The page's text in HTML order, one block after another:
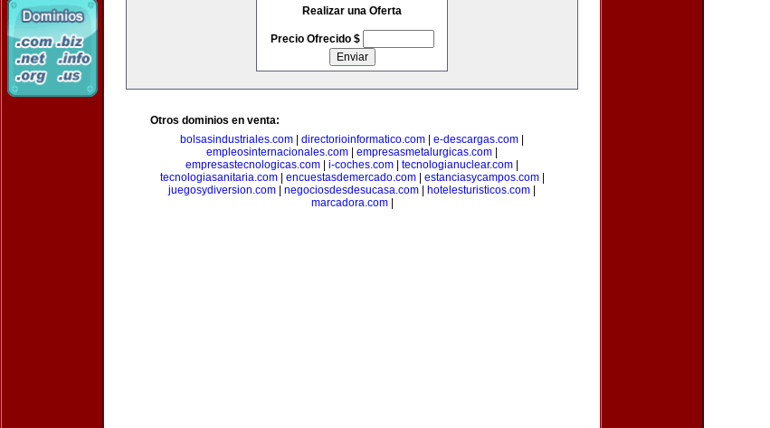
Realizar una Oferta
Precio Ofrecido $
Otros dominios en venta:
bolsasindustriales.com
directorioinformatico.com e-descargas.com
empleosinternacionales.com
empresasmetalurgicas.com
empresastecnologicas.com
i-coches.com tecnologianuclear.com
tecnologiasanitaria.com| encuestasdemercado.com| estanciasycampos.com|
juegosydiversion.com
negociosdesdesucasa.com hotelesturisticos.com
marcadora.com|